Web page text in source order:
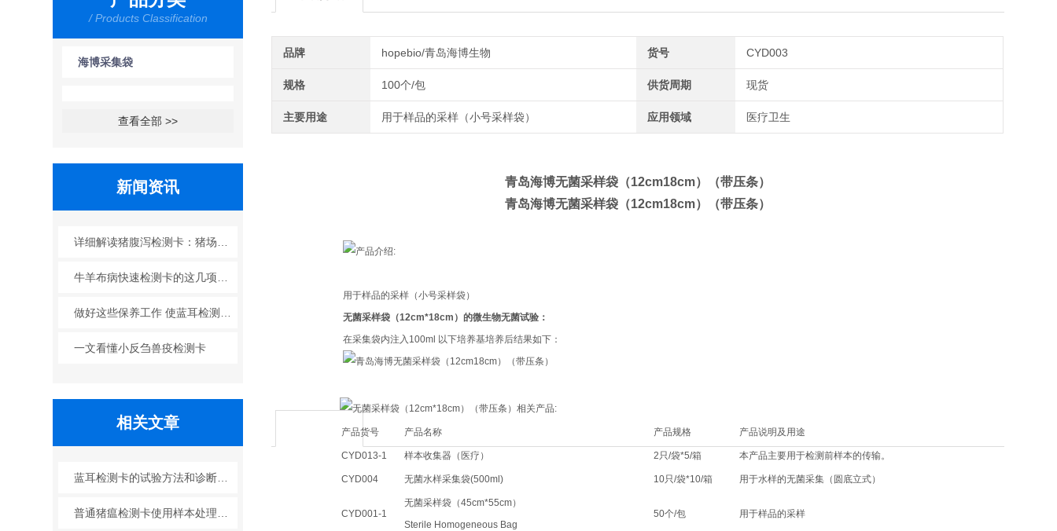
/ Products Classification
海博采集袋
查看全部 >>
新闻资讯
一文看懂小反刍兽疫检测卡
相关文章
品牌 hopebio/青岛海博生物 货号 CYD003
规格 100个/包 供货周期 现货
主要用途 用于样品的采样（小号采样袋） 应用领域 医疗卫生
青岛海博无菌采样袋（12cm18cm）（带压条）
青岛海博无菌采样袋（12cm18cm）（带压条）
产品介绍:
用于样品的采样（小号采样袋）
无菌采样袋（12cm*18cm）的微生物无菌试验：
在采集袋内注入100ml 以下培养基培养后结果如下：
无菌采样袋（12cm*18cm）（带压条）相关产品:
产品货号 产品名称 产品规格 产品说明及用途
CYD013-1 样本收集器（医疗） 2只/袋*5/箱 本产品主要用于检测前样本的传输。
CYD004 无菌水样采集袋(500ml) 10只/袋*10/箱 用于水样的无菌采集（圆底立式）
CYD001-1
无菌采样袋（45cm*55cm）
Sterile Homogeneous Bag
50个/包 用于样品的采样